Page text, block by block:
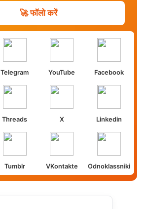
🚀 फॉलो करें
Telegram YouTube Facebook
Threads X Linkedin
Tumblr VKontakte Odnoklassniki